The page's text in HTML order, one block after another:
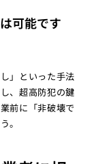
可能です
」といった手法
、超高防犯の鍵
前に「非破壊で
。